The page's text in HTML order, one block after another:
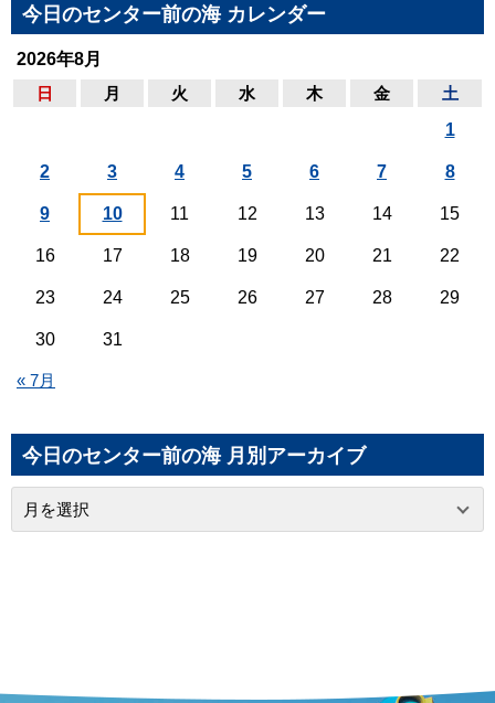
今日のセンター前の海 カレンダー
2026年8月
日
月 火 水 木 金 土
« 7月
1
2 3 4 5 6 7 8
9 10 11 12 13 14 15
16 17 18 19 20 21 22
23 24 25 26 27 28 29
30 31
今日のセンター前の海 月別アーカイブ